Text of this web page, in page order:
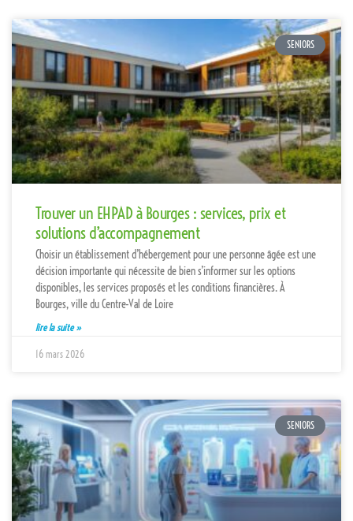
SENIORS
Trouver un EHPAD à Bourges : services, prix et
solutions d’accompagnement
Choisir un établissement d’hébergement pour une personne âgée est une
décision importante qui nécessite de bien s’informer sur les options
disponibles, les services proposés et les conditions financières. À
Bourges, ville du Centre-Val de Loire
lire la suite »
16 mars 2026
SENIORS